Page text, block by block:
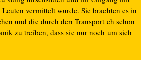
vermittelt wurde. Sie brachten es in
und die durch den Transport eh schon
zu treiben, dass sie nur noch um sich